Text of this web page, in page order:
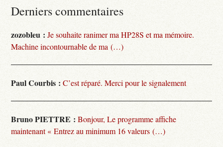
Derniers commentaires
zozobleu : Je souhaite ranimer ma HP28S et ma mémoire.
Machine incontournable de ma (…)
Paul Courbis : C’est réparé. Merci pour le signalement
Bruno PIETTRE : Bonjour, Le programme affiche
maintenant « Entrez au minimum 16 valeurs (…)